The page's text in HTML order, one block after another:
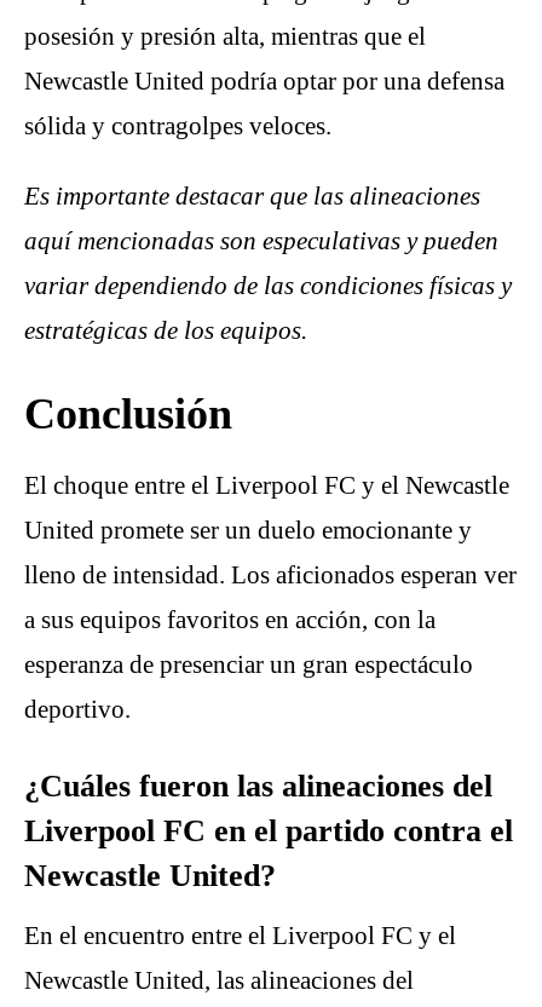
posesión y presión alta, mientras que el
Newcastle United podría optar por una defensa
sólida y contragolpes veloces.
Es importante destacar que las alineaciones
aquí mencionadas son especulativas y pueden
variar dependiendo de las condiciones físicas y
estratégicas de los equipos.
Conclusión
El choque entre el Liverpool FC y el Newcastle
United promete ser un duelo emocionante y
lleno de intensidad. Los aficionados esperan ver
a sus equipos favoritos en acción, con la
esperanza de presenciar un gran espectáculo
deportivo.
¿Cuáles fueron las alineaciones del
Liverpool FC en el partido contra el
Newcastle United?
En el encuentro entre el Liverpool FC y el
Newcastle United, las alineaciones del